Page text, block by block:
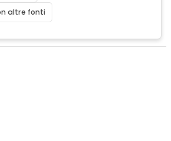
altre fonti